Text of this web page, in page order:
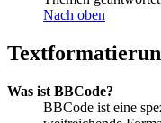
Nach oben
Was ist BBCode?
BBCode ist eine